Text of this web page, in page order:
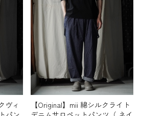
ヴィ
【Original】mii 綿シルクライト